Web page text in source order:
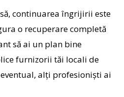
continuarea îngrijirii este
o recuperare completă
să ai un plan bine
furnizorii tăi locali de
alți profesioniști ai